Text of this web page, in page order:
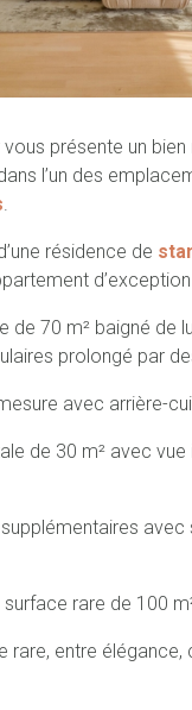
présente un bien
l’un des
résidence de
de 70 m² baigné de
prolongé par
avec arrière-
de 30 m² avec
avec
rare de 100
rare, entre